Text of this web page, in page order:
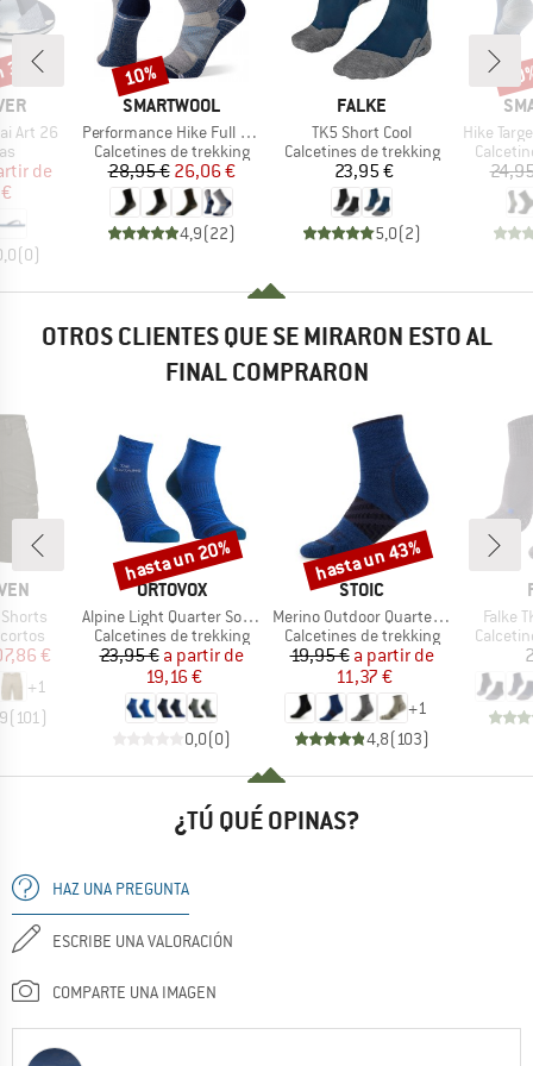
Art 26
reducido
de
(0)
MARCA
SMARTWOOL
Artículo
Performance Hike Full Cushion Crew
Product group
Calcetines de trekking
Precio
28,95 €Precio reducido
26,06 €
4,9(22)
Descuento
10%
MARCA
FALKE
Artículo
TK5 Short Cool
Product group
Calcetines de trekking
Precio
23,95 €
5,0(2)
Artículo
Hike Targeted
OTROS CLIENTES QUE SE MIRARON ESTO AL
FINAL COMPRARON
reducido
€
+1
(101)
MARCA
ORTOVOX
Artículo
Alpine Light Quarter Socks
Product group
Calcetines de trekking
Precio
23,95 € Precio reducido
a partir de
19,16 €
0,0(0)
Descuento
hasta un 20%
MARCA
STOIC
Artículo
Merino Outdoor Quarter Socks Tech
Product group
Calcetines de trekking
Precio
19,95 € Precio reducido
a partir de
11,37 €
+1
4,8(103)
Descuento
hasta un 43%
Falke
¿TÚ QUÉ OPINAS?
HAZ UNA PREGUNTA
ESCRIBE UNA VALORACIÓN
COMPARTE UNA IMAGEN